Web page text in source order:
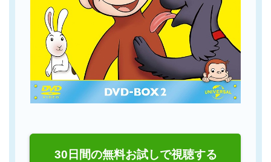
30日間の無料お試しで視聴する